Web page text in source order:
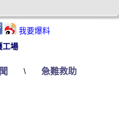
我要爆料
工場
\ 急難救助